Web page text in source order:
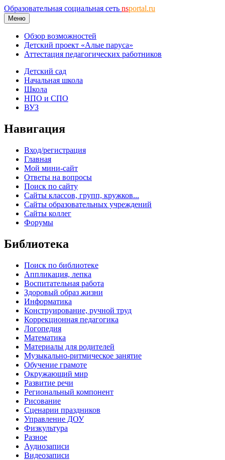
Образовательная социальная сеть nsportal.ru
Меню
Обзор возможностей
Детский проект «Алые паруса»
Аттестация педагогических работников
Детский сад
Начальная школа
Школа
НПО и СПО
ВУЗ
Навигация
Вход/регистрация
Главная
Мой мини-сайт
Ответы на вопросы
Поиск по сайту
Сайты классов, групп, кружков...
Сайты образовательных учреждений
Сайты коллег
Форумы
Библиотека
Поиск по библиотеке
Аппликация, лепка
Воспитательная работа
Здоровый образ жизни
Информатика
Конструирование, ручной труд
Коррекционная педагогика
Логопедия
Математика
Материалы для родителей
Музыкально-ритмическое занятие
Обучение грамоте
Окружающий мир
Развитие речи
Региональный компонент
Рисование
Сценарии праздников
Управление ДОУ
Физкультура
Разное
Аудиозаписи
Видеозаписи